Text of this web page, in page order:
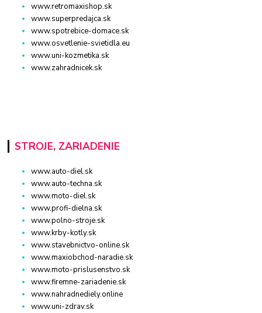
www.retromaxishop.sk
www.superpredajca.sk
www.spotrebice-domace.sk
www.osvetlenie-svietidla.eu
www.uni-kozmetika.sk
www.zahradnicek.sk
STROJE, ZARIADENIE
www.auto-diel.sk
www.auto-techna.sk
www.moto-diel.sk
www.profi-dielna.sk
www.polno-stroje.sk
www.krby-kotly.sk
www.stavebnictvo-online.sk
www.maxiobchod-naradie.sk
www.moto-prislusenstvo.sk
www.firemne-zariadenie.sk
www.nahradnediely.online
www.uni-zdrav.sk